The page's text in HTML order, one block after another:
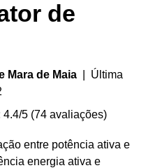
de
Mara de Maia | Última
4.4/5 (74 avaliações)
entre potência ativa e
energia ativa e